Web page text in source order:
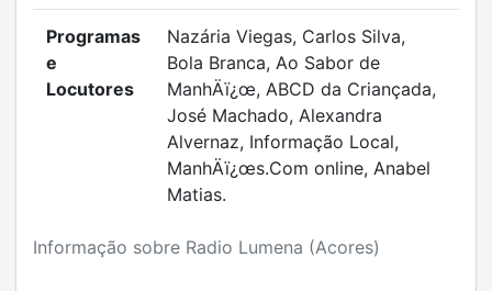
Informação sobre Radio Lumena (Acores)
Programas
e
Locutores
Nazária Viegas, Carlos Silva,
Bola Branca, Ao Sabor de
ManhÄï¿œ, ABCD da Criançada,
José Machado, Alexandra
Alvernaz, Informação Local,
ManhÄï¿œs.Com online, Anabel
Matias.